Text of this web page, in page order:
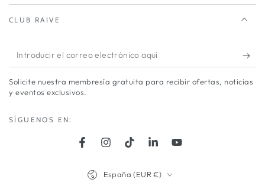
CLUB RAIVE
Introducir
el
correo
aquí
Solicite nuestra membresía gratuita para recibir ofertas, noticias
y eventos exclusivos.
SÍGUENOS EN:
FacebookInstagramTikTokLinkedInYouTube
España (EUR €)